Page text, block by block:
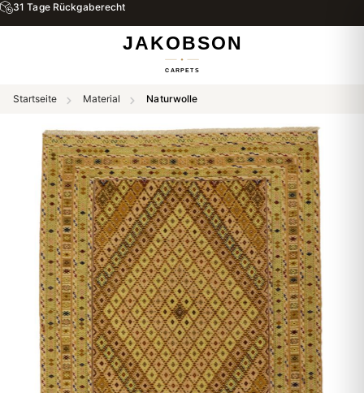
31 Tage Rückgaberecht
Startseite Material Naturwolle